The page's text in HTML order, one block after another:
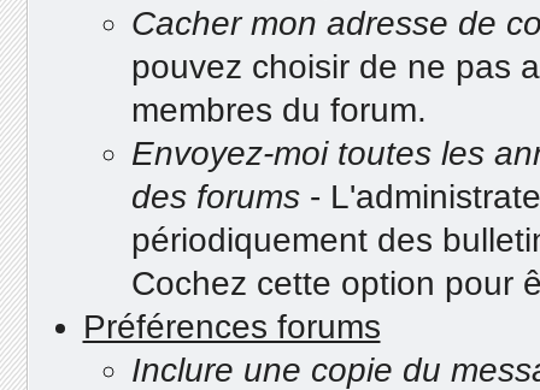
Cacher mon adresse de
pouvez choisir de ne pas
membres du forum.
Envoyez-moi toutes les
des forums-
périodiquement des
Cochez cette option pour
Préférences forums
Inclure une copie du